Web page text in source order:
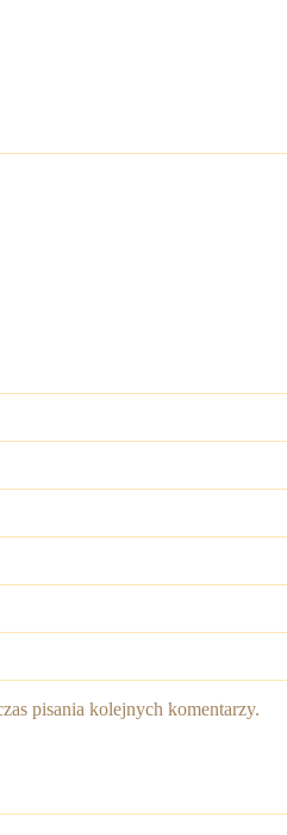
pisania kolejnych komentarzy.